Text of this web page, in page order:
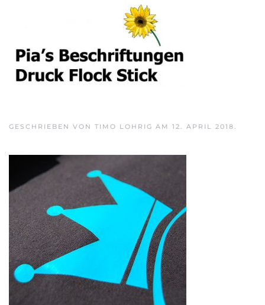
GESCHRIEBEN VON TIMO LOHRIG AM 12. APRIL 2018.